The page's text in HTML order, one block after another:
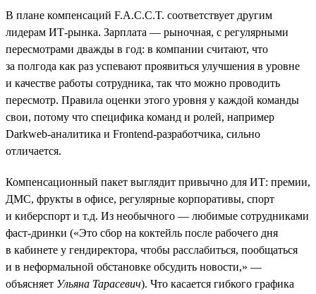
В плане компенсаций F.A.C.C.T. соответствует другим
лидерам ИТ-рынка. Зарплата — рыночная, с регулярными
пересмотрами дважды в год: в компании считают, что
за полгода как раз успевают проявиться улучшения в уровне
и качестве работы сотрудника, так что можно проводить
пересмотр. Правила оценки этого уровня у каждой команды
свои, потому что специфика команд и ролей, например
Darkweb-аналитика и Frontend-разработчика, сильно
отличается.
Компенсационный пакет выглядит привычно для ИТ: премии,
ДМС, фрукты в офисе, регулярные корпоративы, спорт
и киберспорт и т.д. Из необычного — любимые сотрудниками
фаст-дринки («Это сбор на коктейль после рабочего дня
в кабинете у гендиректора, чтобы расслабиться, пообщаться
и в неформальной обстановке обсудить новости,» —
объясняет Ульяна Тарасевич). Что касается гибкого графика